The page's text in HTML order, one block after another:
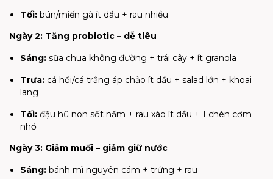
Tối: bún/miến gà ít dầu + rau nhiều
Ngày 2: Tăng probiotic – dễ tiêu
Sáng: sữa chua không đường + trái cây + ít granola
Trưa: cá hồi/cá trắng áp chảo ít dầu + salad lớn + khoai
lang
Tối: đậu hũ non sốt nấm + rau xào ít dầu + 1 chén cơm
nhỏ
Ngày 3: Giảm muối – giảm giữ nước
Sáng: bánh mì nguyên cám + trứng + rau